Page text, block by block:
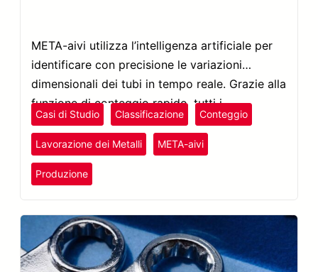
META-aivi utilizza l’intelligenza artificiale per
identificare con precisione le variazioni
dimensionali dei tubi in tempo reale. Grazie alla
funzione di conteggio rapido, tutti i
componenti vengono classificati e contati in
pochi secondi.
Casi di Studio Classificazione Conteggio
Lavorazione dei Metalli META-aivi
Produzione